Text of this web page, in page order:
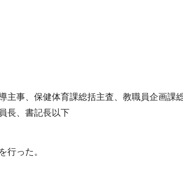
主事、保健体育課総括主査、教職員企画課
長、書記長以下
行った。